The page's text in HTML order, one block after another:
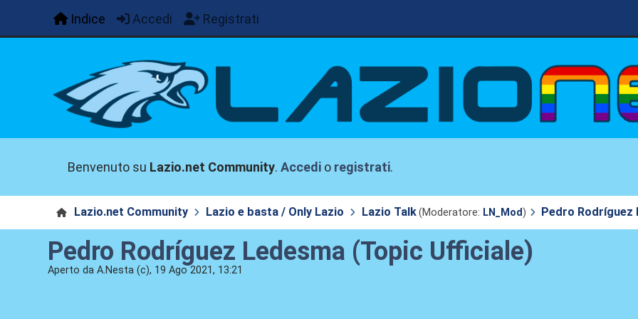
Indice Accedi Registrati
Benvenuto su Lazio.net Community.Accedi o registrati.
Lazio.net Community Lazio e basta / Only Lazio Lazio Talk(Moderatore: LN_Mod) Pedro Rodríguez
Pedro Rodríguez Ledesma (Topic Ufficiale)
Aperto da A.Nesta (c), 19 Ago 2021, 13:21